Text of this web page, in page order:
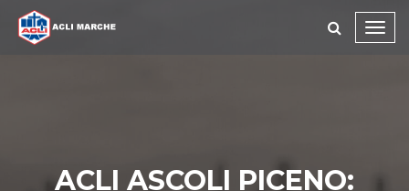
ACLI ASCOLI PICENO: